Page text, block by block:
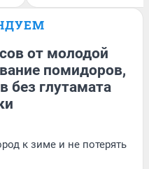
от молодой
помидоров,
без глутамата
к зиме и не потерять